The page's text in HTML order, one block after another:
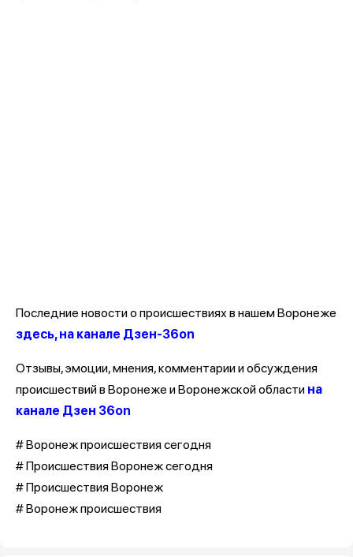
Последние новости о происшествиях в нашем Воронеже
здесь, на канале Дзен-36on
Отзывы, эмоции, мнения, комментарии и обсуждения
происшествий в Воронеже и Воронежской области на
канале Дзен 36on
# Воронеж происшествия сегодня
# Происшествия Воронеж сегодня
# Происшествия Воронеж
# Воронеж происшествия